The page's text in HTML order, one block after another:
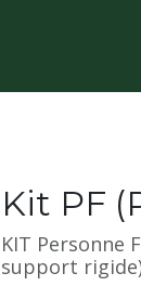
Kit PF
KIT Personne
support